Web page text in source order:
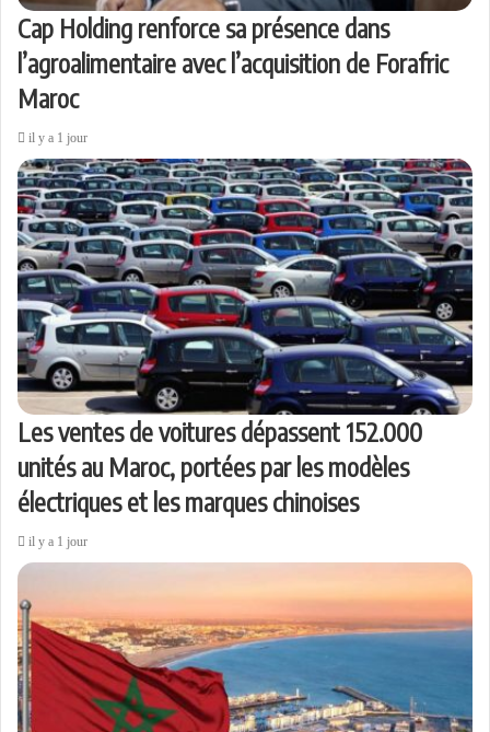
Cap Holding renforce sa présence dans
l’agroalimentaire avec l’acquisition de Forafric
Maroc
il y a 1 jour
Les ventes de voitures dépassent 152.000
unités au Maroc, portées par les modèles
électriques et les marques chinoises
il y a 1 jour